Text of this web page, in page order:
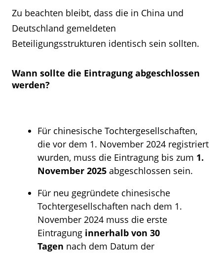
Zu beachten bleibt, dass die in China und
Deutschland gemeldeten
Beteiligungsstrukturen identisch sein sollten.
Wann sollte die Eintragung abgeschlossen
werden?
Für chinesische Tochtergesellschaften,
die vor dem 1. November 2024 registriert
wurden, muss die Eintragung bis zum 1.
November 2025 abgeschlossen sein.
Für neu gegründete chinesische
Tochtergesellschaften nach dem 1.
November 2024 muss die erste
Eintragung innerhalb von 30
Tagen nach dem Datum der